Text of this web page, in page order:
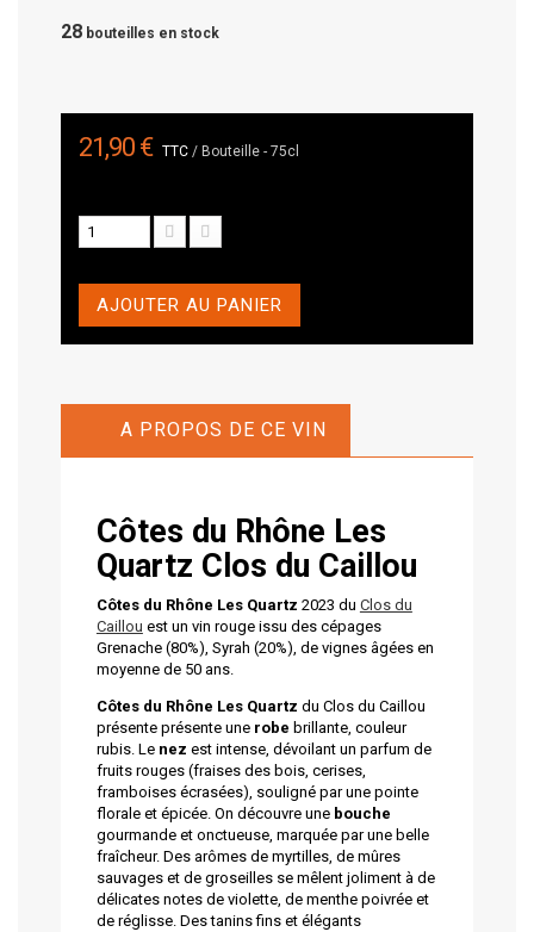
28 bouteilles en stock
21,90 € TTC/ Bouteille - 75cl
AJOUTER AU PANIER
A PROPOS DE CE VIN
Côtes du Rhône Les
Quartz Clos du Caillou
Côtes du Rhône Les Quartz 2023 du Clos du
Caillou est un vin rouge issu des cépages
Grenache (80%), Syrah (20%), de vignes âgées en
moyenne de 50 ans.
Côtes du Rhône Les Quartz du Clos du Caillou
présente présente une robe brillante, couleur
rubis. Le nez est intense, dévoilant un parfum de
fruits rouges (fraises des bois, cerises,
framboises écrasées), souligné par une pointe
florale et épicée. On découvre une bouche
gourmande et onctueuse, marquée par une belle
fraîcheur. Des arômes de myrtilles, de mûres
sauvages et de groseilles se mêlent joliment à de
délicates notes de violette, de menthe poivrée et
de réglisse. Des tanins fins et élégants